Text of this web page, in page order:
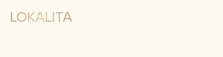
LOKALITA